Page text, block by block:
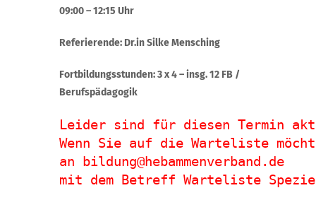
09:00 – 12:15 Uhr
Referierende: Dr.in Silke Mensching
Fortbildungsstunden: 3 x 4 – insg. 12 FB /
Berufspädagogik
Leider sind für diesen Termin
Wenn Sie auf die Warteliste
an bildung@hebammenverband.de
mit dem Betreff Warteliste